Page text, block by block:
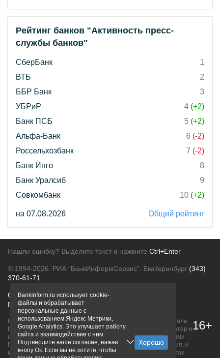
Рейтинг банков "Активность пресс-
службы банков"
СберБанк
1
ВТБ
2
ББР Банк
3
УБРиР
4 (+2)
Банк ПСБ
5 (+2)
Альфа-Банк
6 (-2)
Россельхозбанк
7 (-2)
Банк Инго
8
Банк Уралсиб
9
Совкомбанк
10 (+2)
на 07.08.2026 Общий рейтинг
Нашли ошибку? Выделите текст и нажмите Ctrl+Enter
© 1994-2026. РИА "БанкИнформСервис". Екатеринбург (343)
370-61-71
О проектеПолитика конфиденциальности
Правовая информацияДля рекламодателей
Вся информация о продуктах банков, размещенная на портале
bankinform.ru, носит исключительно ознакомительный характер и
не является публичной офертой, определяемой положениями
ГК РФ. Информация не содержит точного и полного описания, и
может быть изменена. Конечные условия уточняйте на сайтах
16+
Bankinform.ru использует cookie-
файлы и обрабатывает
персональные данные с
использованием Яндекс Метрики,
Google Analytics. Это улучшает работу
сайта и взаимодействие с ним.
Подтвердите ваше согласие, нажав
кнопу Ок. Если вы не хотите, чтобы